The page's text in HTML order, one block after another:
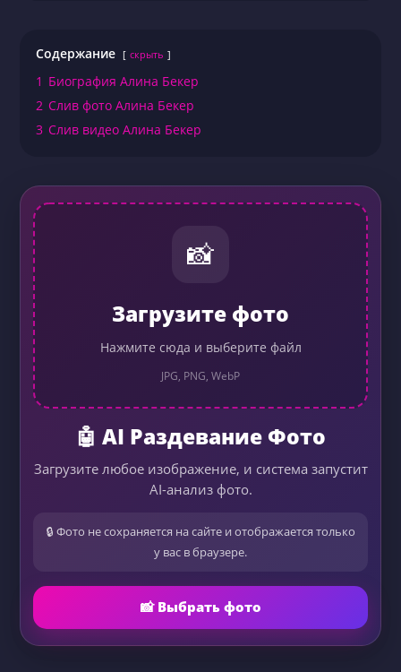
Содержание скрыть
1 Биография Алина Бекер
2 Слив фото Алина Бекер
3 Слив видео Алина Бекер
📸
Загрузите фото
Нажмите сюда и выберите файл
JPG, PNG, WebP
🤖 AI Раздевание Фото
Загрузите любое изображение, и система запустит
AI-анализ фото.
🔒 Фото не сохраняется на сайте и отображается только
у вас в браузере.
📸 Выбрать фото